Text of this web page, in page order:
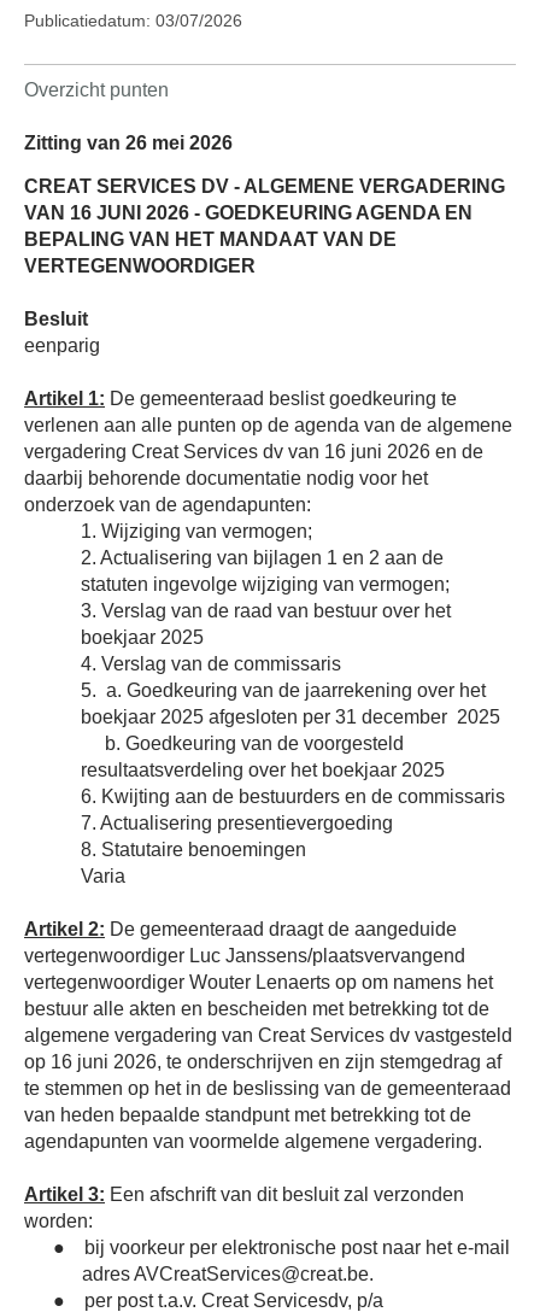
Publicatiedatum: 03/07/2026
Overzicht punten
Zitting van 26 mei 2026
CREAT SERVICES DV - ALGEMENE VERGADERING
VAN 16 JUNI 2026 - GOEDKEURING AGENDA EN
BEPALING VAN HET MANDAAT VAN DE
VERTEGENWOORDIGER
Besluit
eenparig
Artikel 1: De gemeenteraad beslist goedkeuring te
verlenen aan alle punten op de agenda van de algemene
vergadering Creat Services dv van 16 juni 2026 en de
daarbij behorende documentatie nodig voor het
onderzoek van de agendapunten:
1. Wijziging van vermogen;
2. Actualisering van bijlagen 1 en 2 aan de
statuten ingevolge wijziging van vermogen;
3. Verslag van de raad van bestuur over het
boekjaar 2025
4. Verslag van de commissaris
5. a. Goedkeuring van de jaarrekening over het
boekjaar 2025 afgesloten per 31 december 2025
b. Goedkeuring van de voorgesteld
resultaatsverdeling over het boekjaar 2025
6. Kwijting aan de bestuurders en de commissaris
7. Actualisering presentievergoeding
8. Statutaire benoemingen
Varia
Artikel 2: De gemeenteraad draagt de aangeduide
vertegenwoordiger Luc Janssens/plaatsvervangend
vertegenwoordiger Wouter Lenaerts op om namens het
bestuur alle akten en bescheiden met betrekking tot de
algemene vergadering van Creat Services dv vastgesteld
op 16 juni 2026, te onderschrijven en zijn stemgedrag af
te stemmen op het in de beslissing van de gemeenteraad
van heden bepaalde standpunt met betrekking tot de
agendapunten van voormelde algemene vergadering.
Artikel 3: Een afschrift van dit besluit zal verzonden
worden:
●
bij voorkeur per elektronische post naar het e-mail
adres AVCreatServices@creat.be.
●
per post t.a.v. Creat Servicesdv, p/a